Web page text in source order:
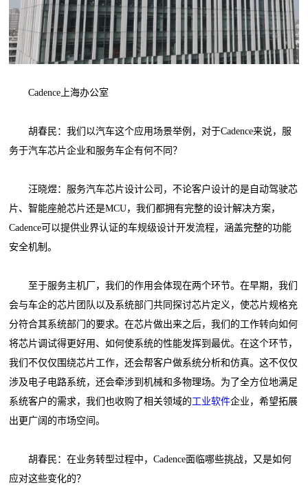
Cadence上海办公室
胡春民：我们以汽车这个应用场景举例，对于Cadence来说，服
务于汽车芯片企业和服务车企有何不同？
汪晓煜：服务汽车芯片设计公司，不论客户设计的是自动驾驶芯
片、智能座舱芯片还是MCU，我们都拥有完整的设计解决方案，
Cadence可以提供业界认证的车规级设计开发流程，涵盖完整的功能
安全机制。
至于服务主机厂，我们的作用会体现在两个环节。在早期，我们
会与车企的芯片团队以及系统部门共同探讨芯片定义，使芯片规格充
分符合其系统部门的要求。在芯片做出来之后，我们的工作转向如何
将芯片调试得更好用、如何使系统的性能发挥到最优。在这个环节，
我们不仅仅围绕芯片工作，还会帮客户做系统分析和仿真。这不仅仅
涉及电子电路系统，还会牵涉到机械和多物理场。为了全方位地满足
系统客户的需求，我们也收购了相关领域的工业软件企业，希望拓展
出更广阔的市场空间。
胡春民：在业务转型过程中，Cadence面临哪些挑战，又是如何
应对这些变化的？